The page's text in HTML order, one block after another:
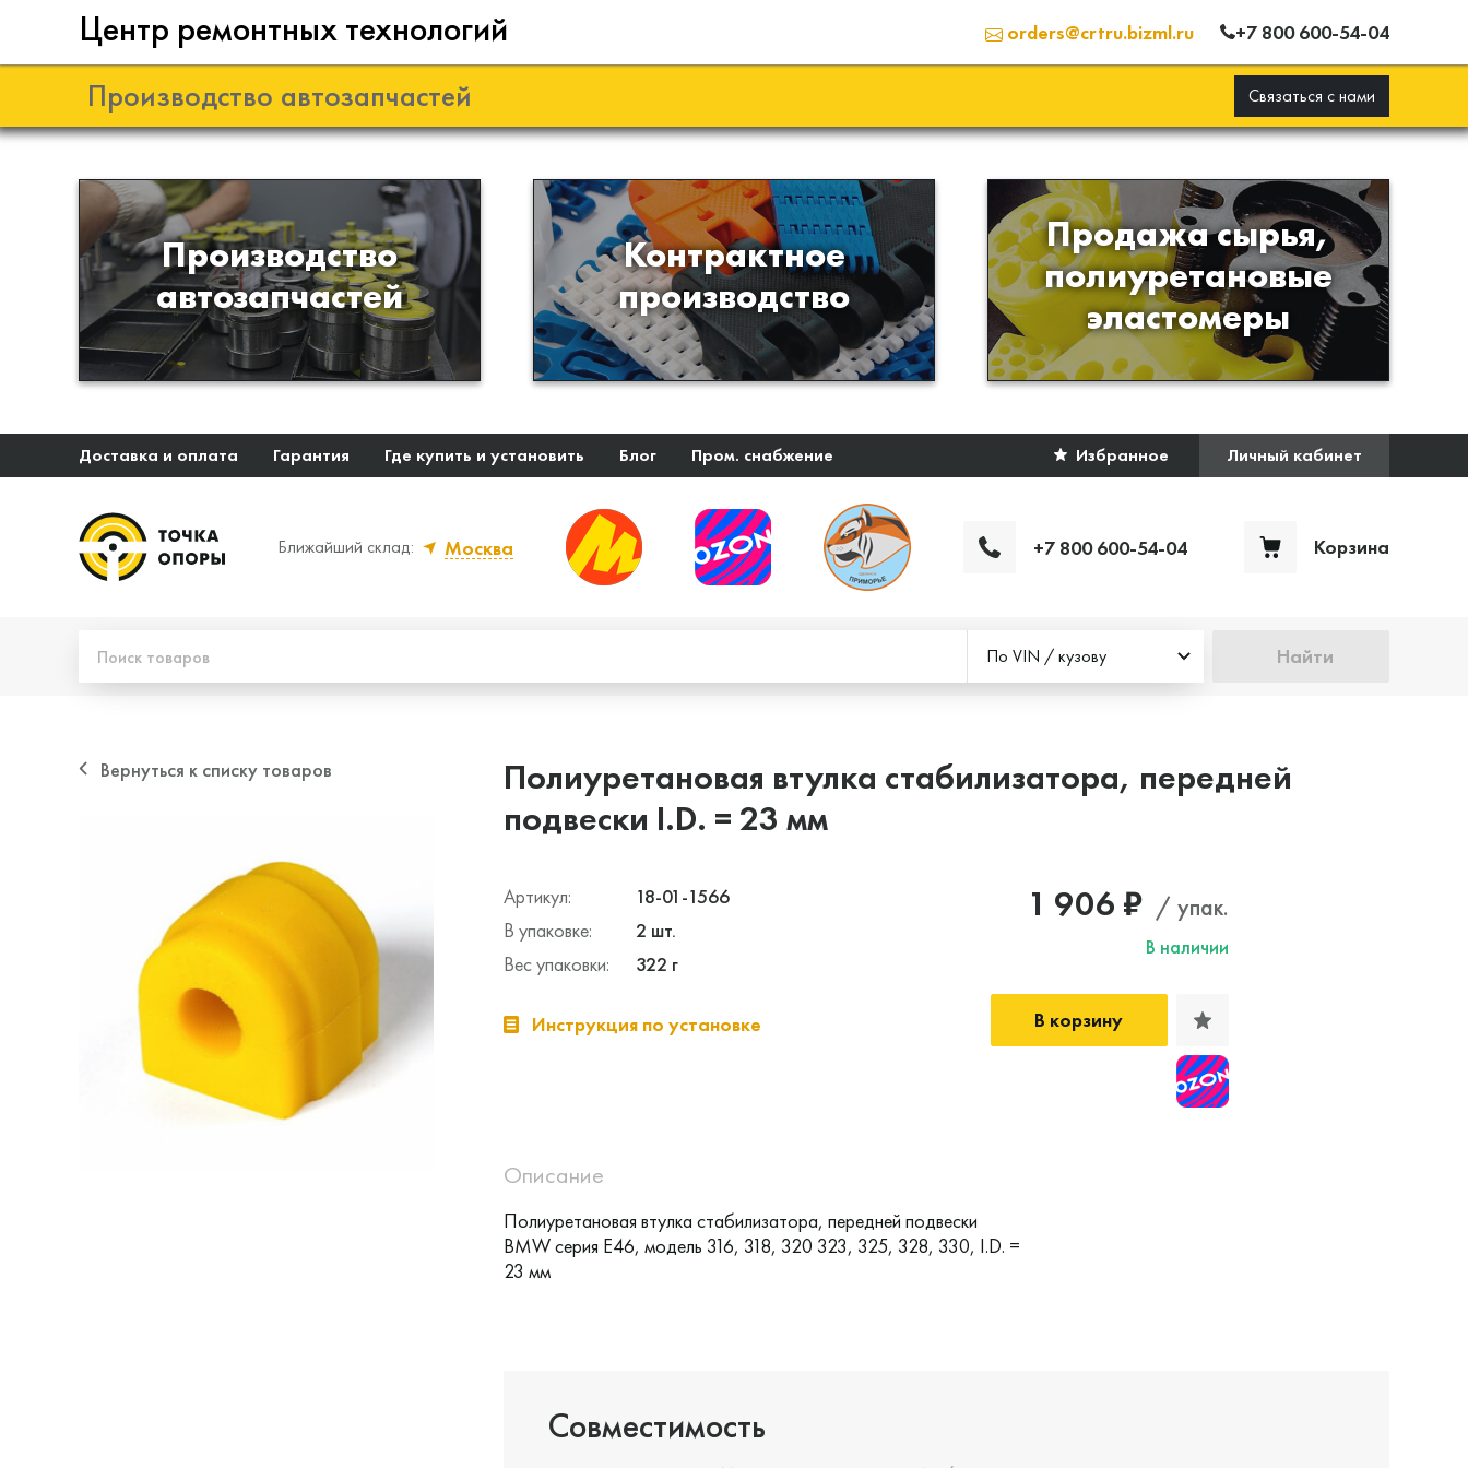
Центр ремонтных технологий orders@crtru.bizml.ru +7 800 600-54-04
Производство автозапчастей Связаться с нами
Производство
автозапчастей
Разработка и
производство деталей из
эластомеров для подвески
автомобиля
Контрактное
производство
Производство изделий из
пластиков и полимеров по
образцам либо чертежам
заказчика
Продажа сырья,
полиуретановые
эластомеры
Продажа сырья для
производства изделий из
полиуретана
Доставка и оплата Гарантия Где купить и установить Блог Пром. снабжение Избранное Личный кабинет
Ближайший склад:
Москва
+7 800 600-54-04 Корзина
По VIN / кузову Найти
Вернуться к списку товаров
Полиуретановая втулка стабилизатора, передней
подвески I.D. = 23 мм
Артикул:
18-01-1566
В упаковке:
2 шт.
Вес упаковки:
322 г
Инструкция по установке
1 906 ₽ / упак.
В наличии
В корзину
Описание
Полиуретановая втулка стабилизатора, передней подвески
BMW серия E46, модель 316, 318, 320 323, 325, 328, 330, I.D. =
23 мм
Совместимость